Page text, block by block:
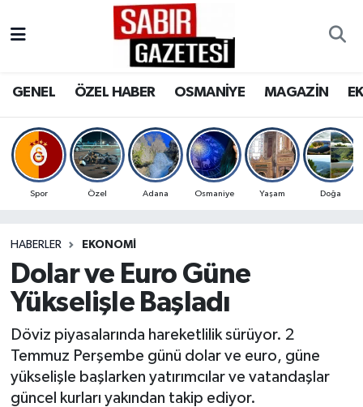
GENEL ÖZEL HABER OSMANİYE MAGAZİN
Spor Özel Adana Osmaniye Yaşam Doğa
HABERLER EKONOMI
Dolar ve Euro Güne
Yükselişle Başladı
Döviz piyasalarında hareketlilik sürüyor. 2
Temmuz Perşembe günü dolar ve euro, güne
yükselişle başlarken yatırımcılar ve vatandaşlar
güncel kurları yakından takip ediyor.
OSMANİYE
MAGAZİN
SPOR
RESMİ İLANLAR
Osmaniye Nöbetçi Eczaneler
Osmaniye Trafik Yoğunluk Haritası
Süper Lig Puan Durumu ve Fikstür
Son Dakika Haberleri
Haber Arşivi